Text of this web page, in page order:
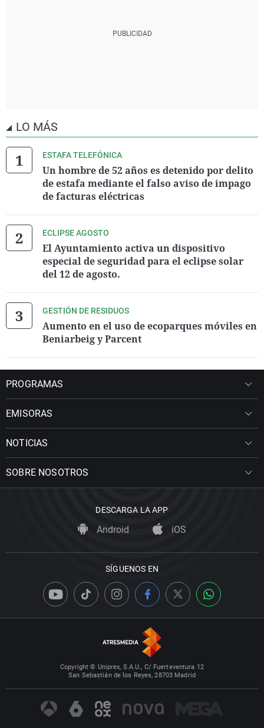
LO MÁS
ESTAFA TELEFÓNICA
Un hombre de 52 años es detenido por delito
de estafa mediante el falso aviso de impago
de facturas eléctricas
ECLIPSE AGOSTO
El Ayuntamiento activa un dispositivo
especial de seguridad para el eclipse solar
del 12 de agosto.
GESTIÓN DE RESIDUOS
Aumento en el uso de ecoparques móviles en
Beniarbeig y Parcent
PROGRAMAS
EMISORAS
NOTICIAS
SOBRE NOSOTROS
DESCARGA LA APP
Android iOS
SÍGUENOS EN
Copyright © Uniprex, S.A.U., C/ Fuerteventura 12
San Sebastián de los Reyes, 28703 Madrid